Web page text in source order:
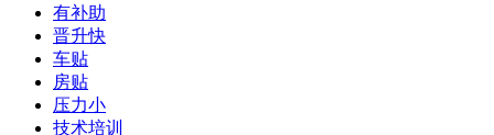
有补助
晋升快
车贴
房贴
压力小
技术培训